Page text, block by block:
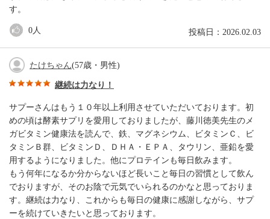
す。
投稿日：2026.02.03
0人
たけちゃん(57歳・男性)
継続は力なり！
サプーさんはもう１０年以上利用させていただいております。初
めの頃は酵素サプリを愛用しておりましたが、藤川徳美先生のメ
ガビタミン健康法を読んで、鉄、マグネシウム、ビタミンＣ、ビ
タミンＢ群、ビタミンＤ、ＤＨＡ・ＥＰＡ、タウリン、亜鉛を愛
用するようになりました。他にプロテインも毎日飲みます。
もう何年になるか分からないほど長いこと毎日の習慣として飲ん
でおりますが、そのお陰で元気でいられるのかなと思っておりま
す。継続は力なり、これからも毎日の健康に感謝しながら、サプ
ーを続けていきたいと思っております。